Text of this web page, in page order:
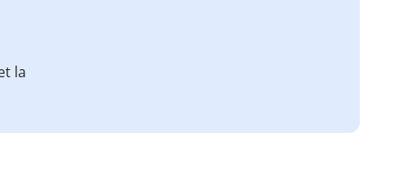
la